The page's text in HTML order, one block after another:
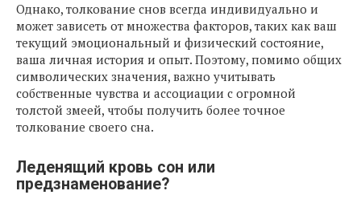
Однако, толкование снов всегда индивидуально и
может зависеть от множества факторов, таких как ваш
текущий эмоциональный и физический состояние,
ваша личная история и опыт. Поэтому, помимо общих
символических значения, важно учитывать
собственные чувства и ассоциации с огромной
толстой змеей, чтобы получить более точное
толкование своего сна.
Леденящий кровь сон или
предзнаменование?